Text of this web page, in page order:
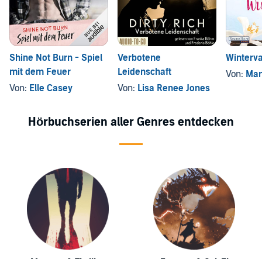
Shine Not Burn - Spiel
mit dem Feuer
Von: Elle Casey
Verbotene
Leidenschaft
Von: Lisa Renee Jones
Von:
Hörbuchserien aller Genres entdecken